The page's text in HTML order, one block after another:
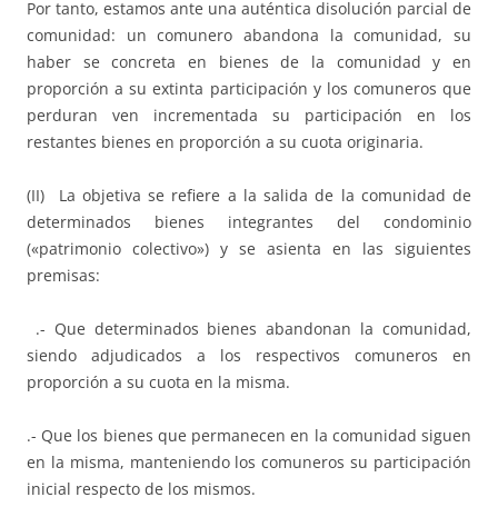
Por tanto, estamos ante una auténtica disolución parcial de
comunidad: un comunero abandona la comunidad, su
haber se concreta en bienes de la comunidad y en
proporción a su extinta participación y los comuneros que
perduran ven incrementada su participación en los
restantes bienes en proporción a su cuota originaria.
(II) La objetiva se refiere a la salida de la comunidad de
determinados bienes integrantes del condominio
(«patrimonio colectivo») y se asienta en las siguientes
premisas:
.- Que determinados bienes abandonan la comunidad,
siendo adjudicados a los respectivos comuneros en
proporción a su cuota en la misma.
.- Que los bienes que permanecen en la comunidad siguen
en la misma, manteniendo los comuneros su participación
inicial respecto de los mismos.